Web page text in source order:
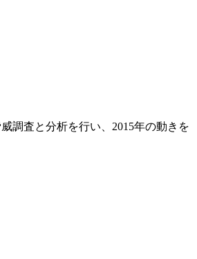
調査と分析を行い、2015年の動きを